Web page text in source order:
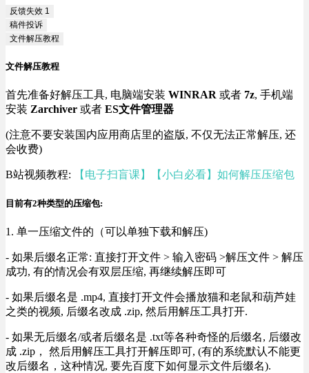
反馈失效 1
稿件投诉
文件解压教程
文件解压教程
首先准备好解压工具, 电脑端安装 WINRAR 或者 7z, 手机端
安装 Zarchiver 或者 ES文件管理器
(注意不要安装国内应用商店里的盗版, 不仅无法正常解压, 还
会收费)
B站视频教程: 【电子扫盲课】【小白必看】如何解压压缩包
目前有2种类型的压缩包:
1. 单一压缩文件的（可以单独下载和解压)
- 如果后缀名正常: 直接打开文件 > 输入密码 >解压文件 > 解压
成功, 有的情况会有双层压缩, 再继续解压即可
- 如果后缀名是 .mp4, 直接打开文件会播放猫和老鼠和葫芦娃
之类的视频, 后缀名改成 .zip, 然后用解压工具打开.
- 如果无后缀名/或者后缀名是 .txt等各种奇怪的后缀名, 后缀改
成 .zip， 然后用解压工具打开解压即可, (有的系统默认不能更
改后缀名，这种情况, 要先百度下如何显示文件后缀名).